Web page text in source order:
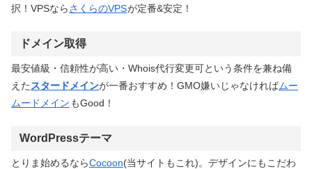
択！VPSならさくらのVPSが定番&安定！
ドメイン取得
最安値級・信頼性が高い・Whois代行変更可という条件を兼ね備
えた スタードメインが一番おすすめ！GMO嫌いじゃなければムー
ムードメイン もGood！
WordPressテーマ
とりま始めるならCocoon(当サイトもこれ)。デザインにもこだわ